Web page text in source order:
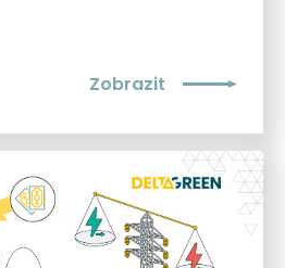
Zobrazit